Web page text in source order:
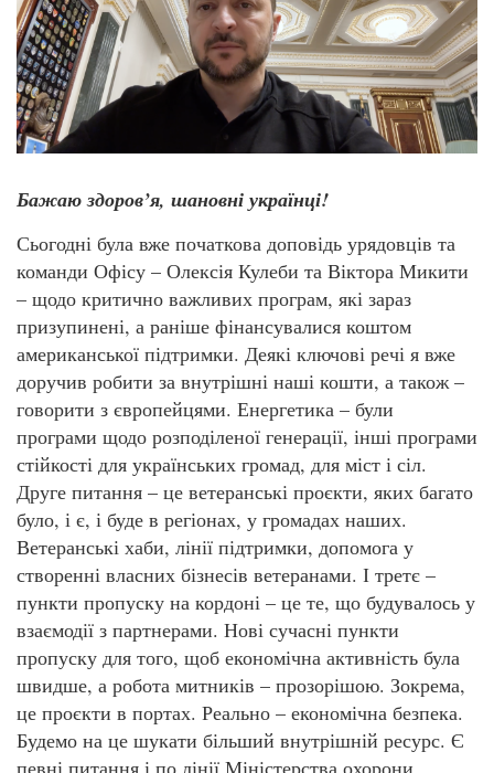
Бажаю здоров’я, шановні українці!
Сьогодні була вже початкова доповідь урядовців та
команди Офісу – Олексія Кулеби та Віктора Микити
– щодо критично важливих програм, які зараз
призупинені, а раніше фінансувалися коштом
американської підтримки. Деякі ключові речі я вже
доручив робити за внутрішні наші кошти, а також –
говорити з європейцями. Енергетика – були
програми щодо розподіленої генерації, інші програми
стійкості для українських громад, для міст і сіл.
Друге питання – це ветеранські проєкти, яких багато
було, і є, і буде в регіонах, у громадах наших.
Ветеранські хаби, лінії підтримки, допомога у
створенні власних бізнесів ветеранами. І третє –
пункти пропуску на кордоні – це те, що будувалось у
взаємодії з партнерами. Нові сучасні пункти
пропуску для того, щоб економічна активність була
швидше, а робота митників – прозорішою. Зокрема,
це проєкти в портах. Реально – економічна безпека.
Будемо на це шукати більший внутрішній ресурс. Є
певні питання і по лінії Міністерства охорони